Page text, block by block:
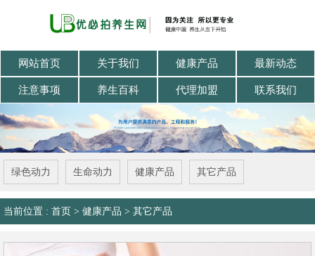
网站首页 关于我们 健康产品 最新动态
注意事项 养生百科 代理加盟 联系我们
绿色动力 生命动力 健康产品 其它产品
当前位置 : 首页 > 健康产品 > 其它产品